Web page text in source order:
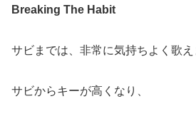
Breaking The Habit
サビまでは、非常に気持ちよく歌え
サビからキーが高くなり、